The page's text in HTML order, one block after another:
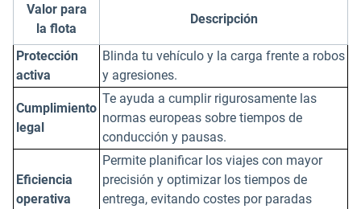
Valor para
la flota
Descripción
Protección
activa
Blinda tu vehículo y la carga frente a robos
y agresiones.
Cumplimiento
legal
Te ayuda a cumplir rigurosamente las
normas europeas sobre tiempos de
conducción y pausas.
Eficiencia
operativa
Permite planificar los viajes con mayor
precisión y optimizar los tiempos de
entrega, evitando costes por paradas